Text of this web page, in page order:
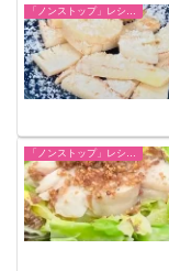
「ノンストップ」レシピ一覧